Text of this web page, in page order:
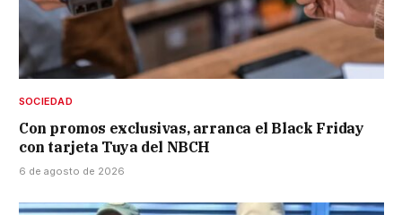
SOCIEDAD
Con promos exclusivas, arranca el Black Friday
con tarjeta Tuya del NBCH
6 de agosto de 2026